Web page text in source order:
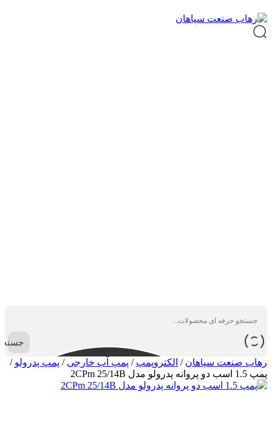
رهاب صنعت سپاهان / الکتروپمپ / پمپ آب خارجی / پمپ پدرولو /
پمپ 1.5 اسب دو پروانه پدرولو مدل 2CPm 25/14B